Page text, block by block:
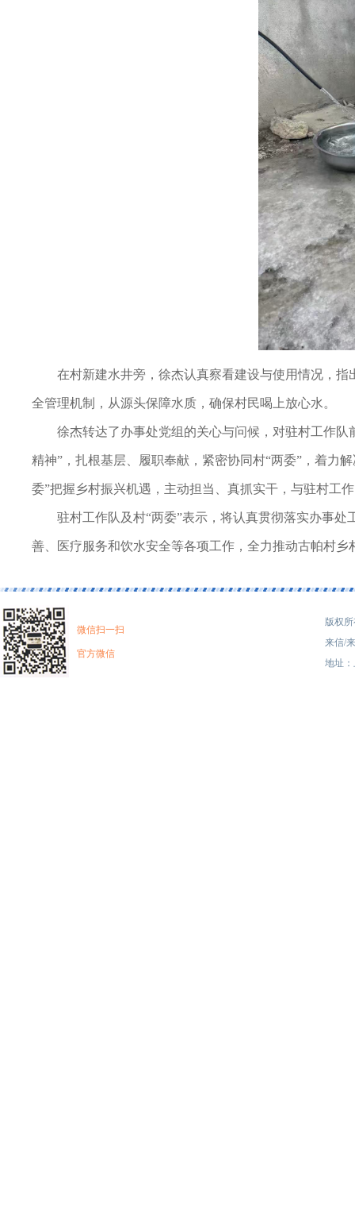
在村新建水井旁，徐杰认真察看建设与使用情况，
全管理机制，从源头保障水质，确保村民喝上放心水。
徐杰转达了办事处党组的关心与问候，对驻村工作
精神”，扎根基层、履职奉献，紧密协同村“两委”，着力
委”把握乡村振兴机遇，主动担当、真抓实干，与驻村工
驻村工作队及村“两委”表示，将认真贯彻落实办事
善、医疗服务和饮水安全等各项工作，全力推动古帕村乡
微信扫一扫
官方微信
版权
来信/
地址